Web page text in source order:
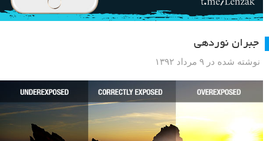
جبران نوردهی
نوشته شده در ۹ مرداد ۱۳۹۲